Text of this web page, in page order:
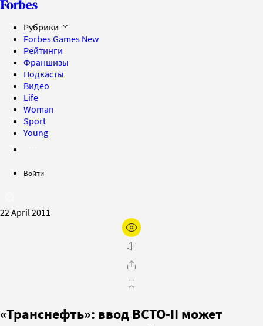
Рубрики
Forbes Games New
Рейтинги
Франшизы
Подкасты
Видео
Life
Woman
Sport
Young
Войти
22 April 2011
«Транснефть»: ввод ВСТО-II может